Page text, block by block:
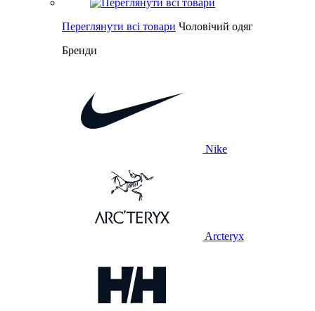
Переглянути всі товари Чоловічий одяг
Бренди
Nike
Arcteryx